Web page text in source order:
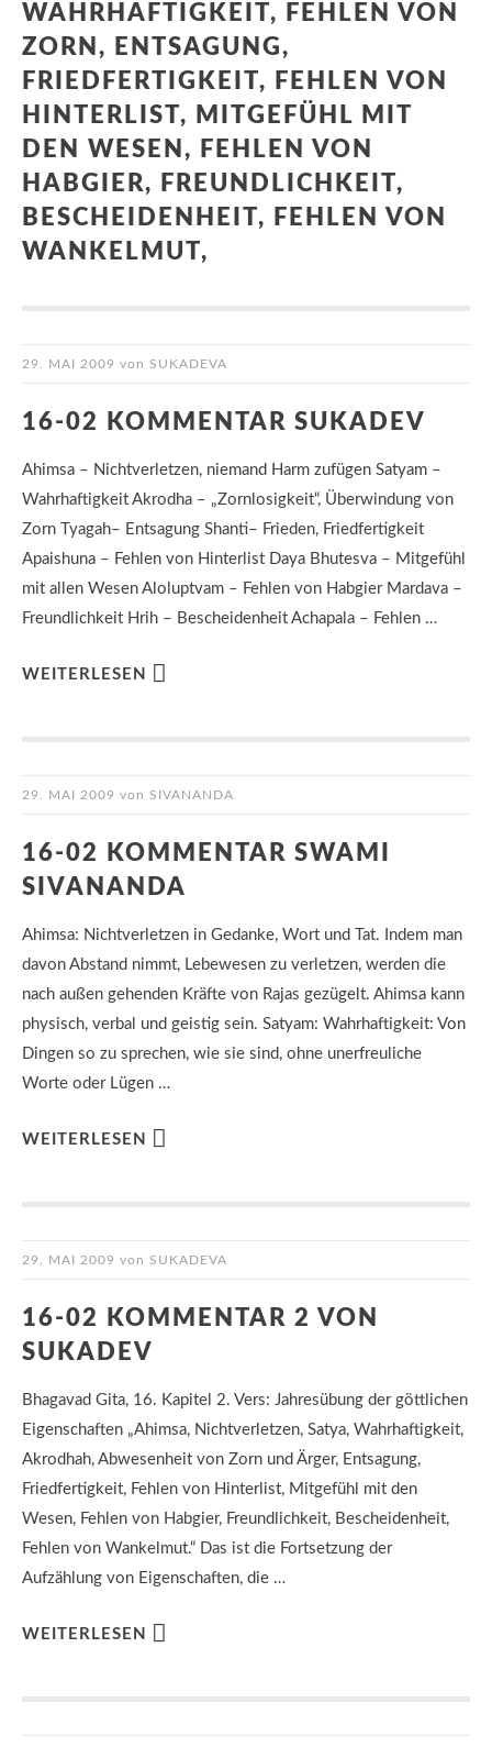
WAHRHAFTIGKEIT, FEHLEN VON
ZORN, ENTSAGUNG,
FRIEDFERTIGKEIT, FEHLEN VON
HINTERLIST, MITGEFÜHL MIT
DEN WESEN, FEHLEN VON
HABGIER, FREUNDLICHKEIT,
BESCHEIDENHEIT, FEHLEN VON
WANKELMUT,
29. MAI 2009 von SUKADEVA
16-02 KOMMENTAR SUKADEV
Ahimsa – Nichtverletzen, niemand Harm zufügen Satyam –
Wahrhaftigkeit Akrodha – „Zornlosigkeit“, Überwindung von
Zorn Tyagah– Entsagung Shanti– Frieden, Friedfertigkeit
Apaishuna – Fehlen von Hinterlist Daya Bhutesva – Mitgefühl
mit allen Wesen Aloluptvam – Fehlen von Habgier Mardava –
Freundlichkeit Hrih – Bescheidenheit Achapala – Fehlen …
WEITERLESEN
29. MAI 2009 von SIVANANDA
16-02 KOMMENTAR SWAMI
SIVANANDA
Ahimsa: Nichtverletzen in Gedanke, Wort und Tat. Indem man
davon Abstand nimmt, Lebewesen zu verletzen, werden die
nach außen gehenden Kräfte von Rajas gezügelt. Ahimsa kann
physisch, verbal und geistig sein. Satyam: Wahrhaftigkeit: Von
Dingen so zu sprechen, wie sie sind, ohne unerfreuliche
Worte oder Lügen …
WEITERLESEN
29. MAI 2009 von SUKADEVA
16-02 KOMMENTAR 2 VON
SUKADEV
Bhagavad Gita, 16. Kapitel 2. Vers: Jahresübung der göttlichen
Eigenschaften „Ahimsa, Nichtverletzen, Satya, Wahrhaftigkeit,
Akrodhah, Abwesenheit von Zorn und Ärger, Entsagung,
Friedfertigkeit, Fehlen von Hinterlist, Mitgefühl mit den
Wesen, Fehlen von Habgier, Freundlichkeit, Bescheidenheit,
Fehlen von Wankelmut.“ Das ist die Fortsetzung der
Aufzählung von Eigenschaften, die …
WEITERLESEN